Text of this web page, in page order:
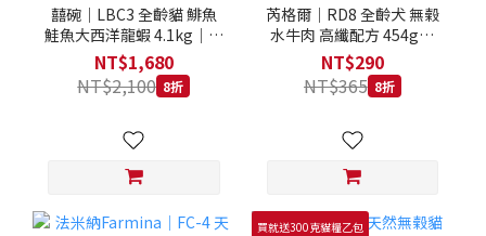
囍碗｜LBC3 全齡貓 鯡魚
鮭魚大西洋龍蝦 4.1kg｜加
拿大 Loveabowl 天然無穀
糧 4.1公斤 成貓 無穀貓飼
料
NT$1,680
NT$2,100 8折
芮格爾｜RD8 全齡犬 無榖
水牛肉 高纖配方 454g｜
REGAL 天然犬糧 狗飼料
NT$290
NT$365 8折
買就送300克貓糧乙包